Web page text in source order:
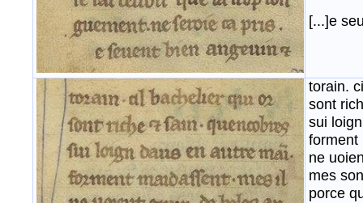
[...]e
torain.
sont
sui
forment
ne
mes
porce